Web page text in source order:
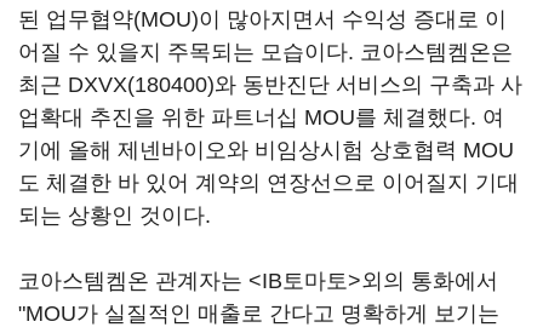
된 업무협약(MOU)이 많아지면서 수익성 증대로 이
어질 수 있을지 주목되는 모습이다. 코아스템켐온은
최근 DXVX(180400)와 동반진단 서비스의 구축과 사
업확대 추진을 위한 파트너십 MOU를 체결했다. 여
기에 올해 제넨바이오와 비임상시험 상호협력 MOU
도 체결한 바 있어 계약의 연장선으로 이어질지 기대
되는 상황인 것이다.
코아스템켐온 관계자는 <IB토마토>외의 통화에서
"MOU가 실질적인 매출로 간다고 명확하게 보기는